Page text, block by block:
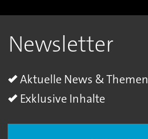
Newsletter
Aktuelle News & Themen
Exklusive Inhalte